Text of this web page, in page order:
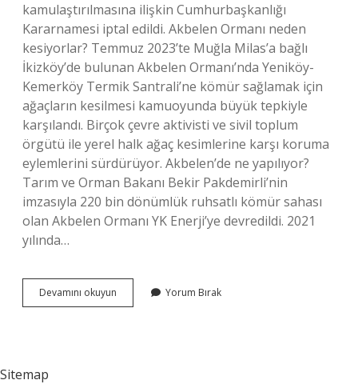
kamulaştırılmasına ilişkin Cumhurbaşkanlığı
Kararnamesi iptal edildi. Akbelen Ormanı neden
kesiyorlar? Temmuz 2023’te Muğla Milas’a bağlı
İkizköy’de bulunan Akbelen Ormanı’nda Yeniköy-
Kemerköy Termik Santrali’ne kömür sağlamak için
ağaçların kesilmesi kamuoyunda büyük tepkiyle
karşılandı. Birçok çevre aktivisti ve sivil toplum
örgütü ile yerel halk ağaç kesimlerine karşı koruma
eylemlerini sürdürüyor. Akbelen’de ne yapılıyor?
Tarım ve Orman Bakanı Bekir Pakdemirli’nin
imzasıyla 220 bin dönümlük ruhsatlı kömür sahası
olan Akbelen Ormanı YK Enerji’ye devredildi. 2021
yılında…
Devamını okuyun Akbelende
Ne
Yorum Bırak
Sitemap